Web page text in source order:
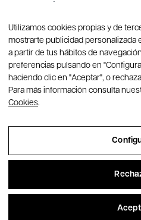
Services
Utilizamos cookies propias y de
mostrarte publicidad personalizada
a partir de tus hábitos de
preferencias pulsando en
haciendo clic en "Aceptar", o
Para más información consulta
Cookies.
Aviso
Política de